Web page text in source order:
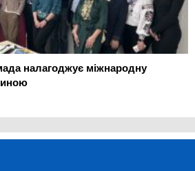
налагоджує міжнародну